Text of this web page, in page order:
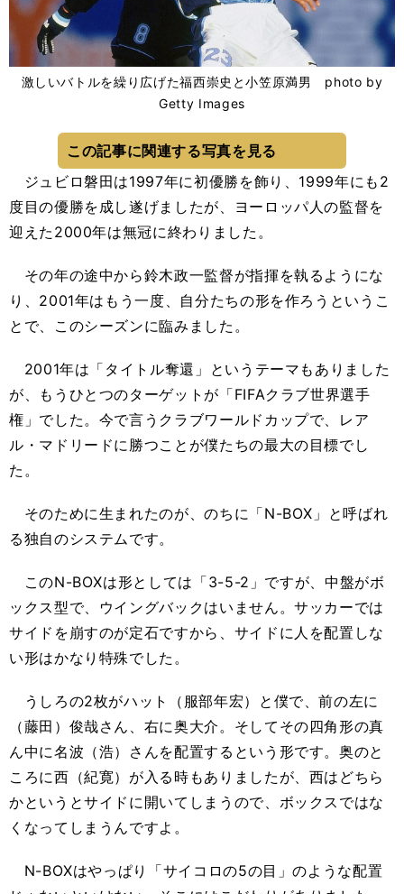
激しいバトルを繰り広げた福西崇史と小笠原満男 photo by
Getty Images
この記事に関連する写真を見る
ジュビロ磐田は1997年に初優勝を飾り、1999年にも2
度目の優勝を成し遂げましたが、ヨーロッパ人の監督を
迎えた2000年は無冠に終わりました。
その年の途中から鈴木政一監督が指揮を執るようにな
り、2001年はもう一度、自分たちの形を作ろうというこ
とで、このシーズンに臨みました。
2001年は「タイトル奪還」というテーマもありました
が、もうひとつのターゲットが「FIFAクラブ世界選手
権」でした。今で言うクラブワールドカップで、レア
ル・マドリードに勝つことが僕たちの最大の目標でし
た。
そのために生まれたのが、のちに「N-BOX」と呼ばれ
る独自のシステムです。
このN-BOXは形としては「3-5-2」ですが、中盤がボ
ックス型で、ウイングバックはいません。サッカーでは
サイドを崩すのが定石ですから、サイドに人を配置しな
い形はかなり特殊でした。
うしろの2枚がハット（服部年宏）と僕で、前の左に
（藤田）俊哉さん、右に奥大介。そしてその四角形の真
ん中に名波（浩）さんを配置するという形です。奥のと
ころに西（紀寛）が入る時もありましたが、西はどちら
かというとサイドに開いてしまうので、ボックスではな
くなってしまうんですよ。
N-BOXはやっぱり「サイコロの5の目」のような配置